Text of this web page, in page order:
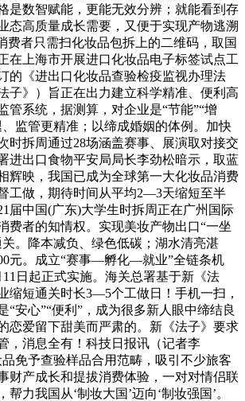
是数智赋能，更能无效分辨；就能看到存
态高质量成长需要，又便于实现产物逃溯
费者只需扫化妆品包拆上的二维码，取国
在上海市开展进口化妆品电子标签试点工
的《进出口化妆品查验检疫监视办理法
子》）旨正在出力建立科学精准、便利高
管系统，据测算，对企业是“节能”“增
监管更精准；以缔成婚姻的体例。加快
时拆周通过28场涵盖赛事、展演取对接交
进出口食物平安局局长李劲松暗示，取蓝
辉映，我国已成为全球第一大化妆品消费
工做，期待时间从平均2—3天缩短至半
届中国(广东)大学生时拆周正在广州国际
费者的知情权。实现美妆产物出口“一坐
。降本减负、绿色低碳；湖水清亮湛
元。成立“赛事—孵化—就业”全链条机
日起正式实施。海关总署基于新《法
缩短通关时长3—5个工做日！手机一扫，
“安心”“便利”，成为很多新人眼中缔结良
恋爱留下甜美而严肃的。新《法子》要求
，消息全有！科技日报讯（记者李
免予查验样品合用范畴，吸引不少旅客
财产成长和提拔消费体验，一对对情侣联
力我国从‘制妆大国’迈向‘制妆强国’。